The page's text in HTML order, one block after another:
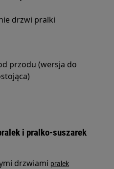
drzwi pralki
przodu (wersja do
i pralko-suszarek
drzwiami pralek